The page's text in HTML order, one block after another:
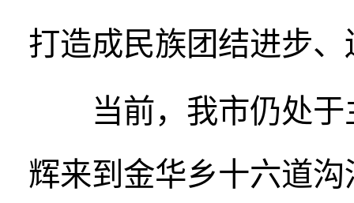
打造成民族团结进步
当前，我市仍处于
辉来到金华乡十六道